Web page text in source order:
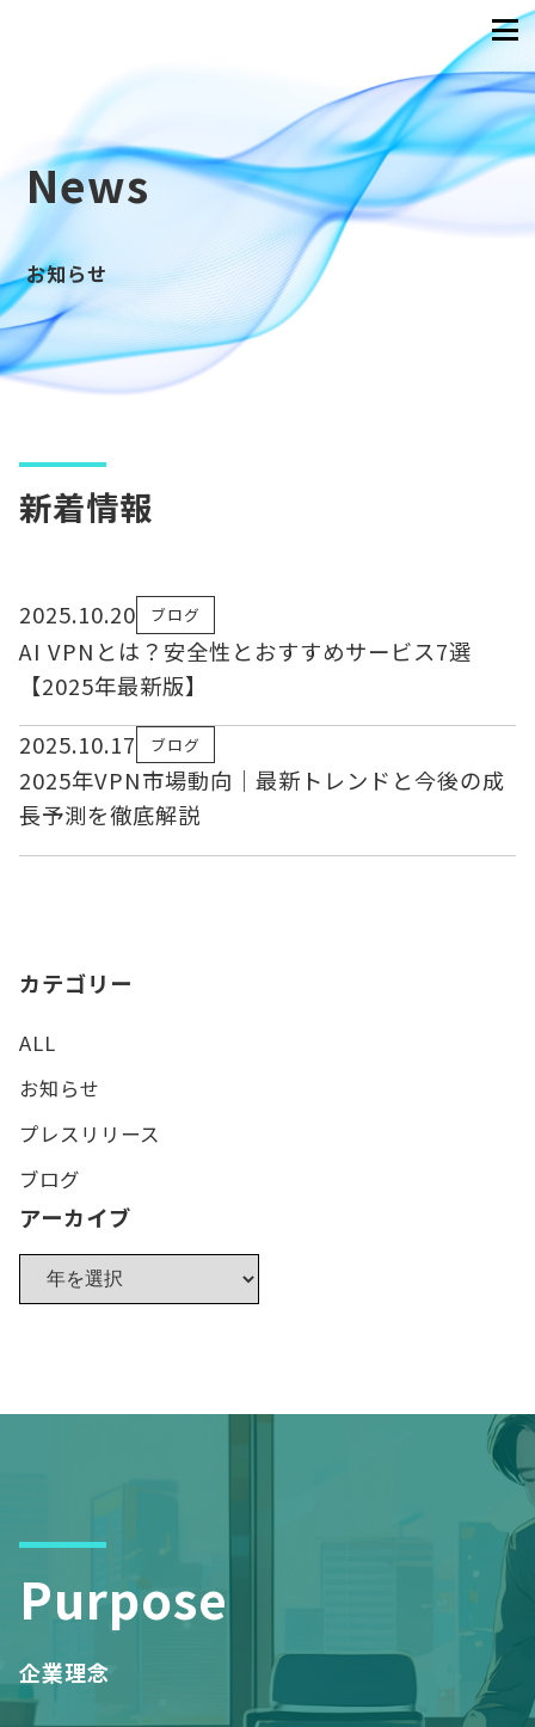
News
お知らせ
新着情報
2025.10.20 ブログ
AI VPNとは？安全性とおすすめサービス7選
【2025年最新版】
2025.10.17
ブログ
2025年VPN市場動向｜最新トレンドと今後の成
長予測を徹底解説
カテゴリー
ALL
お知らせ
プレスリリース
ブログ
アーカイブ
Purpose
企業理念